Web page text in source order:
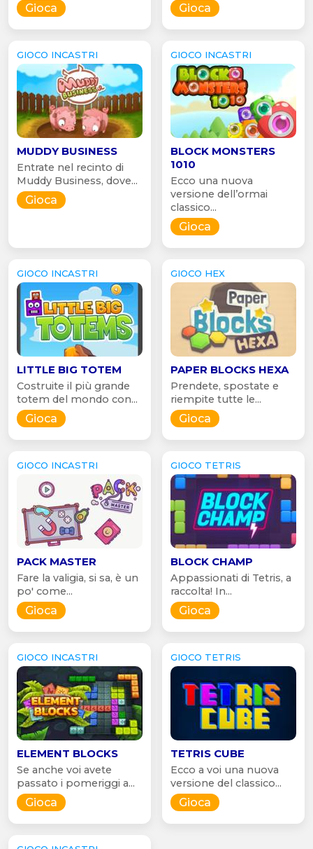
Gioca Gioca
GIOCO INCASTRI
MUDDY BUSINESS
Entrate nel recinto di
Muddy Business, dove...
Gioca
GIOCO INCASTRI
BLOCK MONSTERS
1010
Ecco una nuova
versione dell’ormai
classico...
Gioca
GIOCO INCASTRI
LITTLE BIG TOTEM
Costruite il più grande
totem del mondo con...
Gioca
GIOCO HEX
PAPER BLOCKS HEXA
Prendete, spostate e
riempite tutte le...
Gioca
GIOCO INCASTRI
PACK MASTER
Fare la valigia, si sa, è un
po' come...
Gioca
GIOCO TETRIS
BLOCK CHAMP
Appassionati di Tetris, a
raccolta! In...
Gioca
GIOCO INCASTRI
ELEMENT BLOCKS
Se anche voi avete
passato i pomeriggi a...
Gioca
GIOCO TETRIS
TETRIS CUBE
Ecco a voi una nuova
versione del classico...
Gioca